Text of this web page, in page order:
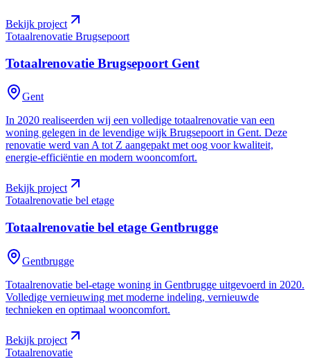
Bekijk project
Totaalrenovatie Brugsepoort
Totaalrenovatie Brugsepoort Gent
Gent
In 2020 realiseerden wij een volledige totaalrenovatie van een
woning gelegen in de levendige wijk Brugsepoort in Gent. Deze
renovatie werd van A tot Z aangepakt met oog voor kwaliteit,
energie-efficiëntie en modern wooncomfort.
Bekijk project
Totaalrenovatie bel etage
Totaalrenovatie bel etage Gentbrugge
Gentbrugge
Totaalrenovatie bel-etage woning in Gentbrugge uitgevoerd in 2020.
Volledige vernieuwing met moderne indeling, vernieuwde
technieken en optimaal wooncomfort.
Bekijk project
Totaalrenovatie